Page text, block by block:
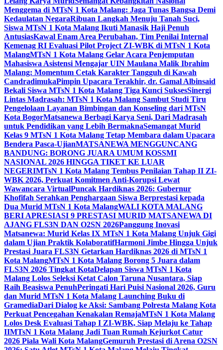
Menggema di MTsN 1 Kota Malang: Jaga Tunas Bangsa Demi
Kedaulatan NegaraRibuan Langkah Menuju Tanah Suci,
Siswa MTsN 1 Kota Malang Ikuti Manasik Haji Penuh
AntusiasKawal Enam Area Perubahan, Tim Penilai Internal
Kemenag RI Evaluasi Pilot Project ZI-WBK di MTsN 1 Kota
MalangMTsN 1 Kota Malang Gelar Acara Penjemputan
Mahasiswa Asistensi Mengajar UIN Maulana Malik Ibrahim
Malang: Momentum Cetak Karakter Tangguh di Kawah
CandradimukaPimpin Upacara Terakhir, dr. Gamal Albinsaid
Bekali Siswa MTsN 1 Kota Malang Tiga Kunci SuksesSinergi
Lintas Madrasah: MTsN 1 Kota Malang Sambut Studi Tiru
Pengelolaan Layanan Bimbingan dan Konseling dari MTsN
Kota BogorMatsanewa Berbagi Karya Seni, Dari Madrasah
untuk Pendidikan yang Lebih BermaknaSemangat Murid
Kelas 9 MTsN 1 Kota Malang Tetap Membara dalam Upacara
Bendera Pasca-UjianMATSANEWA MENGGUNCANG
BANDUNG: BORONG JUARA UMUM KOSSMI
NASIONAL 2026 HINGGA TIKET KE LUAR
NEGERIMTsN 1 Kota Malang Tembus Penilaian Tahap II ZI-
WBK 2026, Perkuat Komitmen Anti-Korupsi Lewat
Wawancara VirtualPuncak Hardiknas 2026: Gubernur
Khofifah Serahkan Penghargaan Siswa Berprestasi kepada
Dua Murid MTsN 1 Kota MalangWALI KOTA MALANG
BERI APRESIASI 9 PRESTASI MURID MATSANEWA DI
AJANG FLS3N DAN O2SN 2026Panggung Inovasi
Matsanewa: Murid Kelas IX MTsN 1 Kota Malang Unjuk Gigi
dalam Ujian Praktik KolaboratifHarmoni Jimbe Hingga Unjuk
Prestasi Juara FLS3N Getarkan Hardiknas 2026 di MTsN 1
Kota MalangMTsN 1 Kota Malang Borong 5 Juara dalam
FLS3N 2026 Tingkat KotaDelapan Siswa MTsN 1 Kota
Malang Lolos Seleksi Ketat Calon Taruna Nusantara, Siap
Raih Beasiswa PenuhPeringati Hari Puisi Nasional 2026, Guru
dan Murid MTsN 1 Kota Malang Launching Buku di
GramediaDari Dialog ke Aksi: Sambang Polresta Malang Kota
Perkuat Pencegahan Kenakalan RemajaMTsN 1 Kota Malang
Lolos Desk Evaluasi Tahap I ZI-WBK, Siap Melaju ke Tahap
IIMTsN 1 Kota Malang Jadi Tuan Rumah Kejurkot Catur
2026 Piala Wali Kota MalangGemuruh Prestasi di Arena O2SN